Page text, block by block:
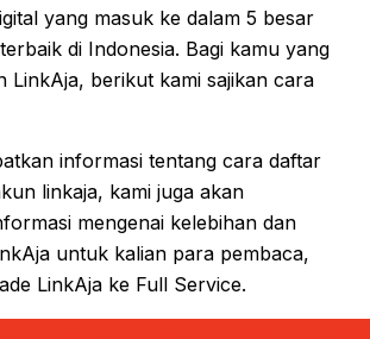
yang masuk ke dalam 5 besar
di Indonesia. Bagi kamu yang
LinkAja, berikut kami sajikan cara
informasi tentang cara daftar
linkaja, kami juga akan
mengenai kelebihan dan
untuk kalian para pembaca,
LinkAja ke Full Service.